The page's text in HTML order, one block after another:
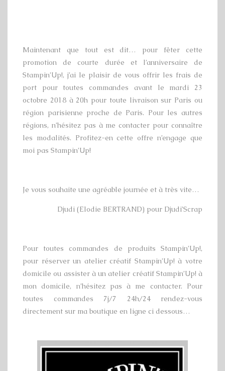
Maintenant que tout est dit… pour fêter cette
promotion de courte durée et l’anniversaire de
Stampin’Up!, j’ai le plaisir de vous offrir les frais de
port pour toutes commandes avant le mardi 23
octobre 2018 à 20h pour toute livraison sur Paris ou
région parisienne proche de Paris. Pour les autres
régions, n’hésitez pas à me contacter pour connaître
les modalités. Profitez-en cette offre n’engage que
moi pas Stampin’Up!
Je vous souhaite une agréable journée et à très vite…
Djudi (Elodie BERTRAND) pour Djudi’Scrap
Pour toutes commandes de produits Stampin’Up!,
pour réserver un atelier créatif Stampin’Up! à votre
domicile ou assister à un atelier créatif Stampin’Up! à
mon domicile, n’hésitez pas à me contacter. Pour
toutes commandes 7j/7 24h/24 rendez-vous
directement sur ma boutique en ligne ci dessous…